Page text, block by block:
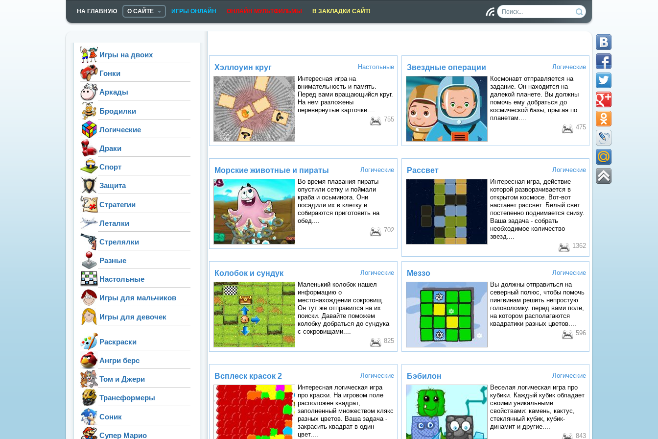
НА ГЛАВНУЮ О САЙТЕ ИГРЫ ОНЛАЙН ОНЛАЙН МУЛЬТФИЛЬМЫ
В ЗАКЛАДКИ САЙТ!
ен
Хэллоуин круг
Настольные
Интересная игра на
внимательность и память.
Перед вами вращающийся круг.
На нем разложены
перевернутые карточки....
755
Звездные операции
Логические
Космонавт отправляется на
задание. Он находится на
далекой планете. Вы должны
помочь ему добраться до
космической базы, прыгая по
планетам....
475
Морские животные и пираты
Логические
Во время плавания пираты
опустили сетку и поймали
краба и осьминога. Они
посадили их в клетку и
собираются приготовить на
обед....
702
Рассвет
Логические
Интересная игра, действие
которой разворачивается в
открытом космосе. Вот-вот
настанет рассвет. Белый свет
постепенно поднимается снизу.
Ваша задача - собрать
необходимое количество
звезд....
1362
Колобок и сундук
Логические
Маленький колобок нашел
информацию о
местонахождении сокровищ.
Он тут же отправился на их
поиски. Давайте поможем
колобку добраться до сундука
с сокровищами....
825
Меззо
Логические
Вы должны отправиться на
северный полюс, чтобы помочь
пингвинам решить непростую
головоломку. перед вами поле,
на котором располагаются
квадратики разных цветов....
596
Всплеск красок 2
Логические
Интересная логическая игра
про краски. На игровом поле
расположен квадрат,
заполненный множеством клякс
разных цветов. Ваша задача -
закрасить квадрат в один
цвет....
Бэбилон
Логические
Веселая логическая игра про
кубики. Каждый кубик обладает
своими уникальными
свойствами: камень, кактус,
стеклянный кубик, кубик-
динамит и другие....
843
Игры на двоих
Гонки
Аркады
Бродилки
Логические
Драки
Спорт
Защита
Стратегии
Леталки
Стрелялки
Разные
Настольные
Игры для мальчиков
Игры для девочек
Раскраски
Ангри берс
Том и Джери
Трансформеры
Соник
Супер Марио